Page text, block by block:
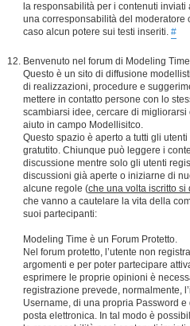
la responsabilità per i contenuti
una corresponsabilità del moderatore
caso alcun potere sui testi inseriti. #
Benvenuto nel forum di Modeling
Questo è un sito di diffusione
di realizzazioni, procedure e
mettere in contatto persone con lo
scambiarsi idee, cercare di
aiuto in campo Modellisitco.
Questo spazio è aperto a tutti gli
gratutito. Chiunque può leggere i
discussione mentre solo gli utenti
discussioni già aperte o iniziarne di
alcune regole (che una volta iscritto si
che vanno a cautelare la vita della
suoi partecipanti:
Modeling Time è un Forum Protetto.
Nel forum protetto, l’utente non
argomenti e per poter partecipare
esprimere le proprie opinioni è
registrazione prevede, normalmente,
Username, di una propria Password
posta elettronica. In tal modo è